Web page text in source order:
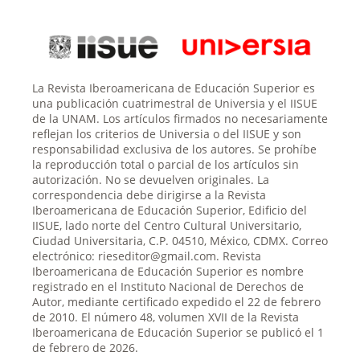
La Revista Iberoamericana de Educación Superior es
una publicación cuatrimestral de Universia y el IISUE
de la UNAM. Los artículos firmados no necesariamente
reflejan los criterios de Universia o del IISUE y son
responsabilidad exclusiva de los autores. Se prohíbe
la reproducción total o parcial de los artículos sin
autorización. No se devuelven originales. La
correspondencia debe dirigirse a la Revista
Iberoamericana de Educación Superior, Edificio del
IISUE, lado norte del Centro Cultural Universitario,
Ciudad Universitaria, C.P. 04510, México, CDMX. Correo
electrónico: rieseditor@gmail.com. Revista
Iberoamericana de Educación Superior es nombre
registrado en el Instituto Nacional de Derechos de
Autor, mediante certificado expedido el 22 de febrero
de 2010. El número 48, volumen XVII de la Revista
Iberoamericana de Educación Superior se publicó el 1
de febrero de 2026.